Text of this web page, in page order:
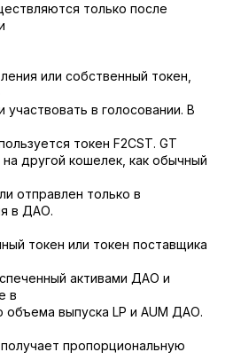
только после
или собственный токен,
участвовать в голосовании. В
токен F2CST. GT
другой кошелек, как обычный
отправлен только в
в ДАО.
токен или токен поставщика
активами ДАО и
в
объема выпуска LP и AUM ДАО.
пропорциональную